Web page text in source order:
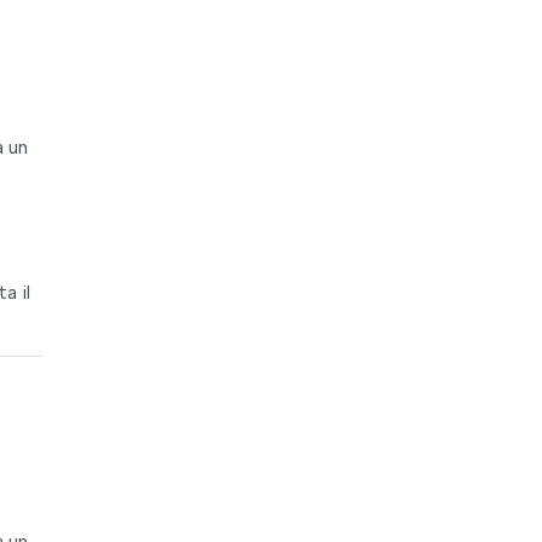
un
il